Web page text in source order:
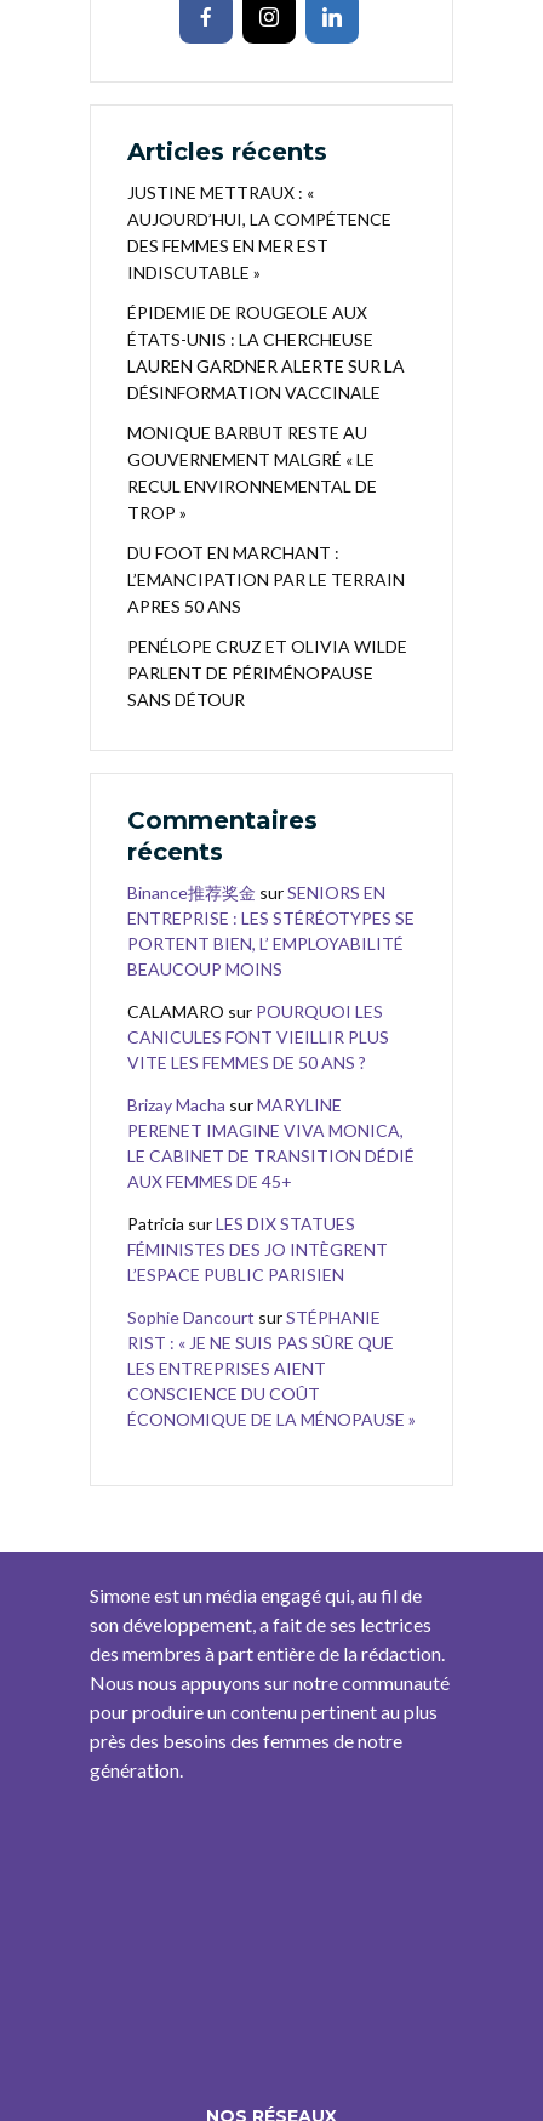
Articles récents
JUSTINE METTRAUX : «
AUJOURD’HUI, LA COMPÉTENCE
DES FEMMES EN MER EST
INDISCUTABLE »
ÉPIDEMIE DE ROUGEOLE AUX
ÉTATS-UNIS : LA CHERCHEUSE
LAUREN GARDNER ALERTE SUR LA
DÉSINFORMATION VACCINALE
MONIQUE BARBUT RESTE AU
GOUVERNEMENT MALGRÉ « LE
RECUL ENVIRONNEMENTAL DE
TROP »
DU FOOT EN MARCHANT :
L’EMANCIPATION PAR LE TERRAIN
APRES 50 ANS
PENÉLOPE CRUZ ET OLIVIA WILDE
PARLENT DE PÉRIMÉNOPAUSE
SANS DÉTOUR
Commentaires
récents
Binance推荐奖金 surSENIORS EN
ENTREPRISE : LES STÉRÉOTYPES SE
PORTENT BIEN, L’ EMPLOYABILITÉ
BEAUCOUP MOINS
CALAMARO sur POURQUOI LES
CANICULES FONT VIEILLIR PLUS
VITE LES FEMMES DE 50 ANS ?
Brizay Macha surMARYLINE
PERENET IMAGINE VIVA MONICA,
LE CABINET DE TRANSITION DÉDIÉ
AUX FEMMES DE 45+
Patricia surLES DIX STATUES
FÉMINISTES DES JO INTÈGRENT
L’ESPACE PUBLIC PARISIEN
Sophie Dancourt surSTÉPHANIE
RIST : « JE NE SUIS PAS SÛRE QUE
LES ENTREPRISES AIENT
CONSCIENCE DU COÛT
ÉCONOMIQUE DE LA MÉNOPAUSE »
Simone est un média engagé qui, au fil de
son développement, a fait de ses lectrices
des membres à part entière de la rédaction.
Nous nous appuyons sur notre communauté
pour produire un contenu pertinent au plus
près des besoins des femmes de notre
génération.
NOS RÉSEAUX